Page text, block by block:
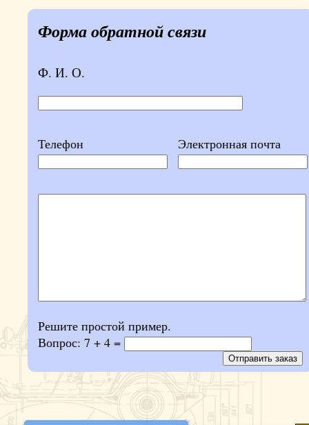
Форма обратной связи
Ф. И. О.
Телефон Электронная почта
Решите простой пример.
Вопрос: 7 + 4 =